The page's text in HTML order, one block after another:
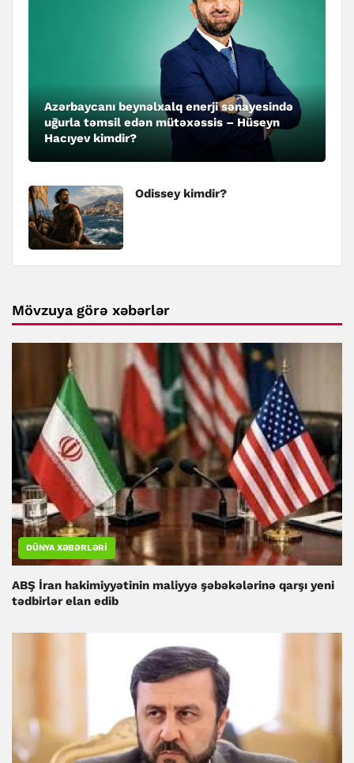
Azərbaycanı beynəlxalq enerji sənayesində
uğurla təmsil edən mütəxəssis – Hüseyn
Hacıyev kimdir?
Odissey kimdir?
Mövzuya görə xəbərlər
DÜNYA XƏBƏRLƏRI
ABŞ İran hakimiyyətinin maliyyə şəbəkələrinə qarşı yeni
tədbirlər elan edib